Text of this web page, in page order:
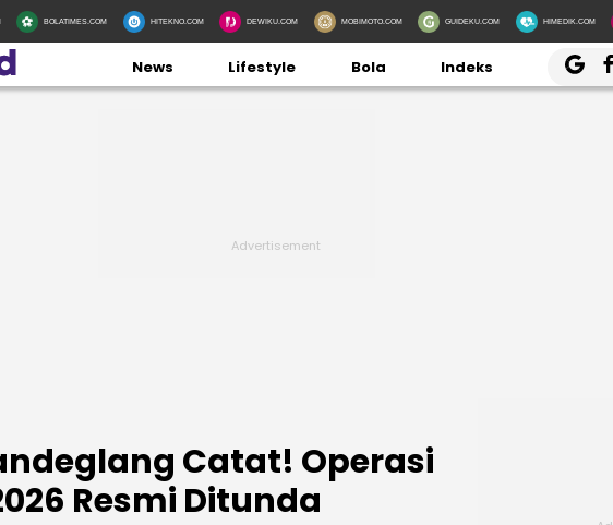
BOLATIMES.COM HITEKNO.COM DEWIKU.COM MOBIMOTO.COM GUIDEKU.COM HIMEDIK.COM
News Lifestyle Bola Indeks
Catat! Operasi
Resmi Ditunda